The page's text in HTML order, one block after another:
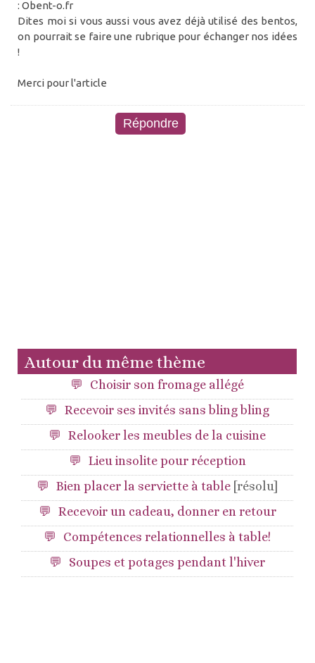
: Obent-o.fr
Dites moi si vous aussi vous avez déjà utilisé des bentos,
on pourrait se faire une rubrique pour échanger nos idées
!
Merci pour l'article
Autour du même thème
Choisir son fromage allégé
Recevoir ses invités sans bling bling
Relooker les meubles de la cuisine
Lieu insolite pour réception
Bien placer la serviette à table [résolu]
Recevoir un cadeau, donner en retour
Compétences relationnelles à table!
Soupes et potages pendant l'hiver